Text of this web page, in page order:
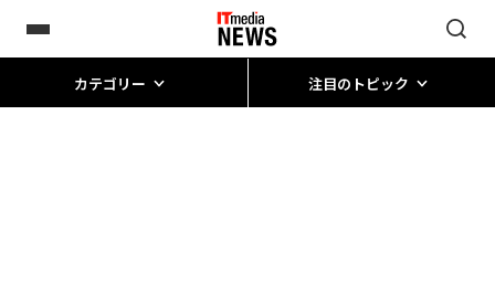
カテゴリー 注目のトピック